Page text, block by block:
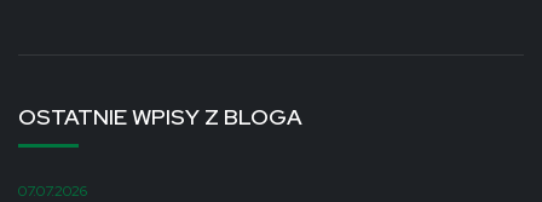
OSTATNIE WPISY Z BLOGA
07.07.2026